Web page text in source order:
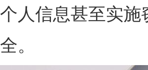
人信息甚至实
。